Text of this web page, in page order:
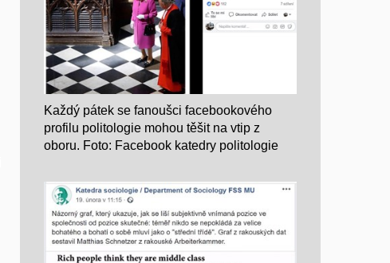
Každý pátek se fanoušci facebookového
profilu politologie mohou těšit na vtip z
oboru. Foto: Facebook katedry politologie